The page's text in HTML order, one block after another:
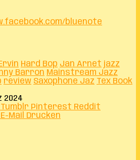
bluenote
Hard Bop Jan Arnet jazz
Barron Mainstream Jazz
review Saxophone Jaz Tex Book
2024
Tumblr Pinterest Reddit
Mail Drucken